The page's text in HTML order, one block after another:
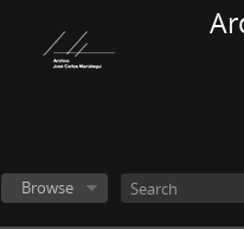
Browse